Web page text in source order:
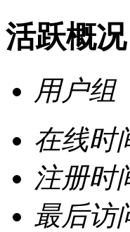
活跃概况
用户组
在线时
注册时
最后访